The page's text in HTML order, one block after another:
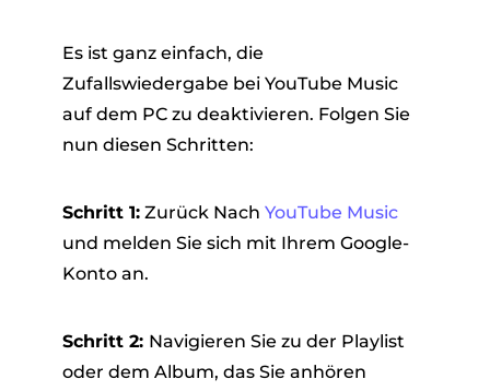
Es ist ganz einfach, die
Zufallswiedergabe bei YouTube Music
auf dem PC zu deaktivieren. Folgen Sie
nun diesen Schritten:
Schritt 1:Zurück Nach YouTube Music
und melden Sie sich mit Ihrem Google-
Konto an.
Schritt 2: Navigieren Sie zu der Playlist
oder dem Album, das Sie anhören